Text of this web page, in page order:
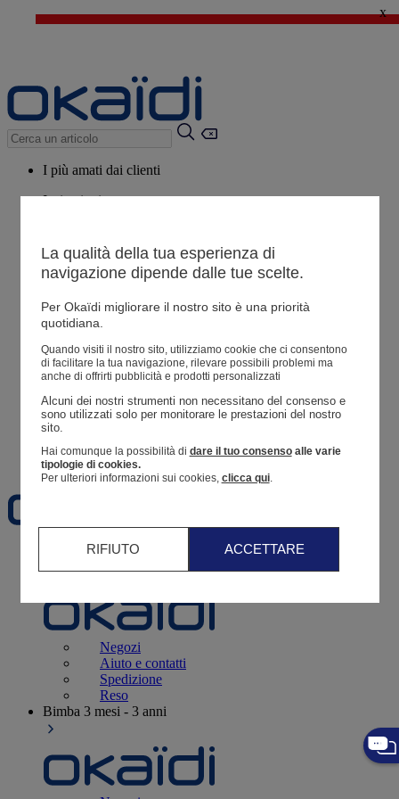
🔥SALDI : Ancora più prodotti fino al -60%*>
x
I più amati dai clienti
Ispirazioni
Potrebbero piacerti anche
Tutti i prodotti
Resoconto di un ordine
Preferiti
3 - 12 mesi
Negozi
Aiuto e contatti
Spedizione
Reso
Bimba 3 mesi - 3 anni
La qualità della tua esperienza di
navigazione dipende dalle tue scelte.
Per Okaïdi migliorare il nostro sito è una priorità
quotidiana.
Quando visiti il ​​nostro sito, utilizziamo cookie che ci consentono
di facilitare la tua navigazione, rilevare possibili problemi ma
anche di offrirti pubblicità e prodotti personalizzati
Alcuni dei nostri strumenti non necessitano del consenso e
sono utilizzati solo per monitorare le prestazioni del nostro
sito.
Hai comunque la possibilità di dare il tuo consensoalle varie
tipologie di cookies.
Per ulteriori informazioni sui cookies, clicca qui.
RIFIUTO ACCETTARE